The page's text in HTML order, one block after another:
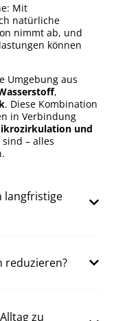
Mit
natürliche
nimmt ab, und
können
Umgebung aus
,
. Diese Kombination
in Verbindung
und
– alles
langfristige
reduzieren?
zu